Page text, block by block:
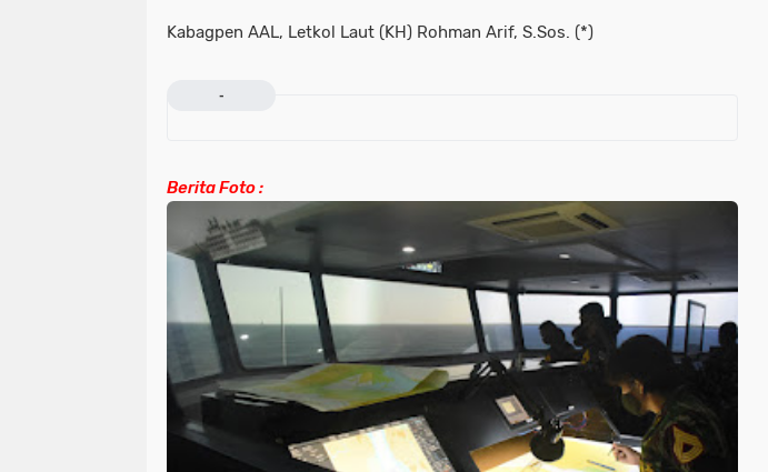
Kabagpen AAL, Letkol Laut (KH) Rohman Arif, S.Sos. (*)
-
Berita Foto :